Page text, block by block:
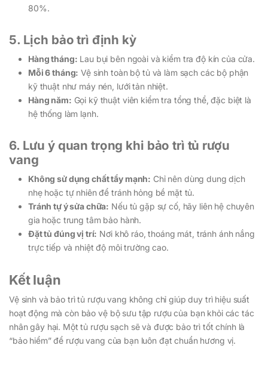
80%.
5. Lịch bảo trì định kỳ
Hàng tháng: Lau bụi bên ngoài và kiểm tra độ kín của cửa.
Mỗi 6 tháng: Vệ sinh toàn bộ tủ và làm sạch các bộ phận
kỹ thuật như máy nén, lưới tản nhiệt.
Hàng năm: Gọi kỹ thuật viên kiểm tra tổng thể, đặc biệt là
hệ thống làm lạnh.
6. Lưu ý quan trọng khi bảo trì tủ rượu
vang
Không sử dụng chất tẩy mạnh: Chỉ nên dùng dung dịch
nhẹ hoặc tự nhiên để tránh hỏng bề mặt tủ.
Tránh tự ý sửa chữa: Nếu tủ gặp sự cố, hãy liên hệ chuyên
gia hoặc trung tâm bảo hành.
Đặt tủ đúng vị trí: Nơi khô ráo, thoáng mát, tránh ánh nắng
trực tiếp và nhiệt độ môi trường cao.
Kết luận
Vệ sinh và bảo trì tủ rượu vang không chỉ giúp duy trì hiệu suất
hoạt động mà còn bảo vệ bộ sưu tập rượu của bạn khỏi các tác
nhân gây hại. Một tủ rượu sạch sẽ và được bảo trì tốt chính là
“bảo hiểm” để rượu vang của bạn luôn đạt chuẩn hương vị.